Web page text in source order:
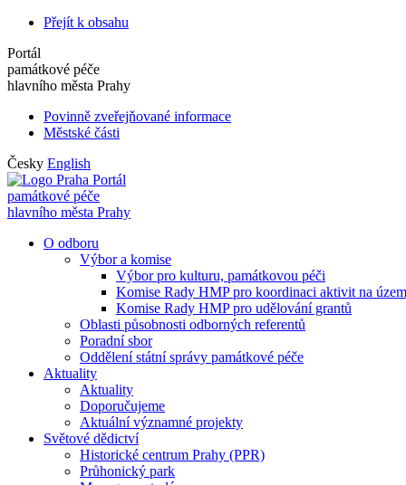
Přejít k obsahu
Portál
památkové péče
hlavního města Prahy
Povinně zveřejňované informace
Městské části
Česky English
Portál
památkové péče
hlavního města Prahy
O odboru
Výbor a komise
Výbor pro kulturu, památkovou péči
Komise Rady HMP pro koordinaci aktivit na
Komise Rady HMP pro udělování grantů
Oblasti působnosti odborných referentů
Poradní sbor
Oddělení státní správy památkové péče
Aktuality
Aktuality
Doporučujeme
Aktuální významné projekty
Světové dědictví
Historické centrum Prahy (PPR)
Průhonický park